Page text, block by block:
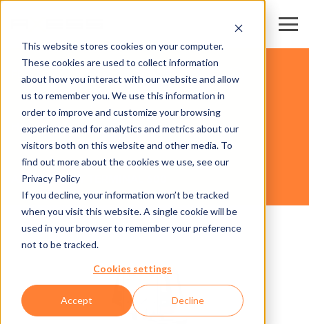
This website stores cookies on your computer.
These cookies are used to collect information
about how you interact with our website and allow
us to remember you. We use this information in
order to improve and customize your browsing
experience and for analytics and metrics about our
visitors both on this website and other media. To
find out more about the cookies we use, see our
Privacy Policy
If you decline, your information won’t be tracked
when you visit this website. A single cookie will be
used in your browser to remember your preference
not to be tracked.
Cookies settings
Accept Decline
AXESS SMART TERMINAL 600
HARDWARE
FERIAS Y CENTROS DE CONVENCIONES